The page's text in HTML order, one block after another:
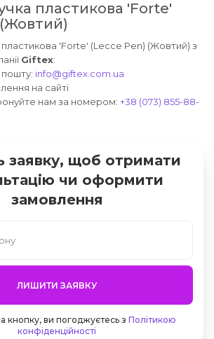
пластикова 'Forte'
'Forte' (Lecce Pen) (Жовтий) з
Giftex:
info@giftex.com.ua
на сайті
нам за номером: +38 (073) 855-88-
заявку, щоб отримати
чи оформити
замовлення
ЛИШИТИ ЗАЯВКУ
кнопку, ви погоджуєтесь з Політикою
конфіденційності